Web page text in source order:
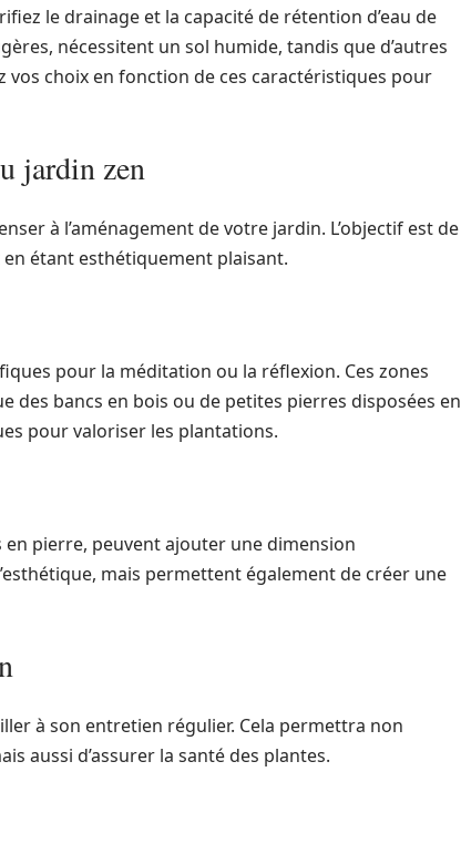
le drainage et la capacité de rétention d’eau de
nécessitent un sol humide, tandis que d’autres
choix en fonction de ces caractéristiques pour
jardin zen
à l’aménagement de votre jardin. L’objectif est de
étant esthétiquement plaisant.
pour la méditation ou la réflexion. Ces zones
des bancs en bois ou de petites pierres disposées en
pour valoriser les plantations.
pierre, peuvent ajouter une dimension
mais permettent également de créer une
à son entretien régulier. Cela permettra non
aussi d’assurer la santé des plantes.